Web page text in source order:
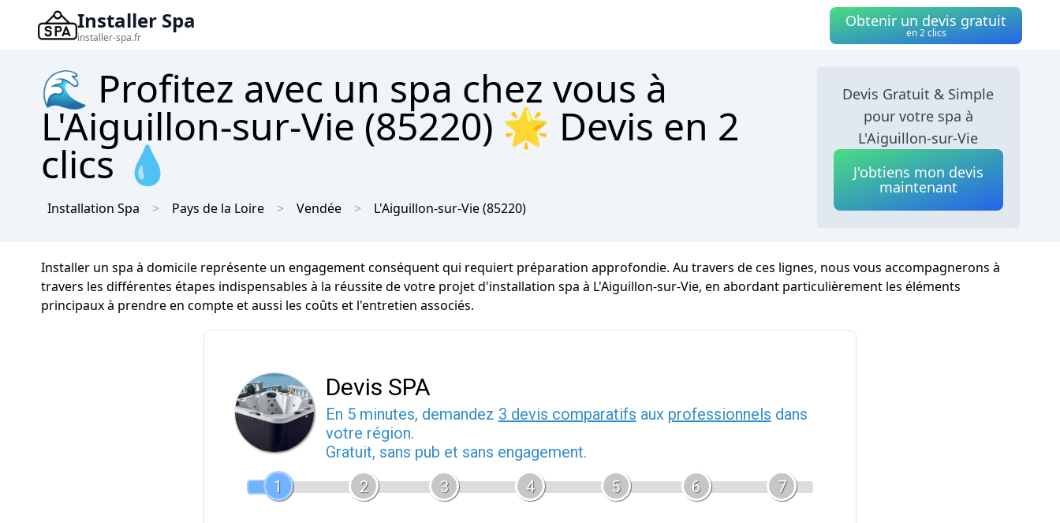
Installer Spa
installer-spa.fr
Obtenir un devis gratuit
en 2 clics
🌊 Profitez avec un spa chez vous à
L'Aiguillon-sur-Vie (85220) 🌟 Devis en 2
clics 💧
Installation Spa Pays de la Loire Vendée L'Aiguillon-sur-Vie(85220)
Devis Gratuit & Simple
pour votre spa à
L'Aiguillon-sur-Vie
J'obtiens mon devis
maintenant
Installer un spa à domicile représente un engagement conséquent qui requiert préparation approfondie. Au travers de ces lignes, nous vous accompagnerons à
travers les différentes étapes indispensables à la réussite de votre projet d'installation spa à L'Aiguillon-sur-Vie, en abordant particulièrement les éléments
principaux à prendre en compte et aussi les coûts et l'entretien associés.
Devis SPA
En 5 minutes, demandez 3 devis comparatifs aux professionnels dans
votre région.
Gratuit, sans pub et sans engagement.
1
2 3 4 5 6 7